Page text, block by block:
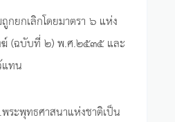
กยกเลิกโดยมาตรา ๖ แห่ง
(ฉบับที่ ๒) พ.ศ.๒๕๓๕ และ
แทน
ระพุทธศาสนาแห่งชาติเป็น